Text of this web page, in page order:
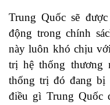
Trung Quốc sẽ
động trong chính
này luôn khó chịu
trị hệ thống thương
thống trị đó đang
điều gì Trung Quốc